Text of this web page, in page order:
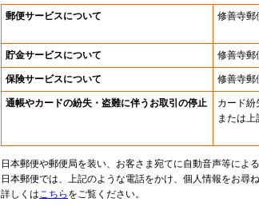
郵便サービスについて 修善寺郵
貯金サービスについて 修善寺郵
保険サービスについて 修善寺郵
通帳やカードの紛失・盗難に伴うお取引の停止 カード紛
または上
日本郵便や郵便局を装い、お客さま宛てに自動音声等によ
日本郵便では、上記のような電話をかけ、個人情報をお尋
詳しくはこちら をご覧ください。